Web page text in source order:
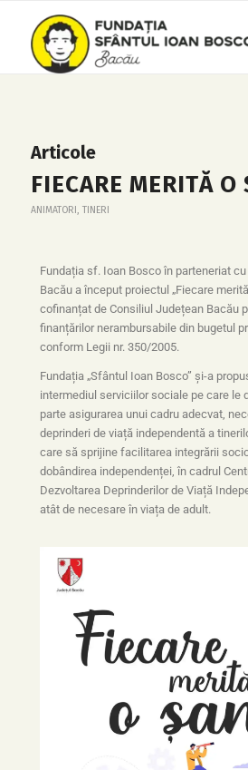
Articole
FIECARE MERITĂ O
ANIMATORI, TINERI
Fundația sf. Ioan Bosco în parteneriat
Bacău a început proiectul „Fiecare
cofinanțat de Consiliul Județean Bacău
finanțărilor nerambursabile din bugetul
conform Legii nr. 350/2005.
Fundația „Sfântul Ioan Bosco” și-a
intermediul serviciilor sociale pe care le
parte asigurarea unui cadru adecvat,
deprinderi de viață independentă a
care să sprijine facilitarea integrării
dobândirea independenței, în cadrul
Dezvoltarea Deprinderilor de Viață
atât de necesare în viața de adult.